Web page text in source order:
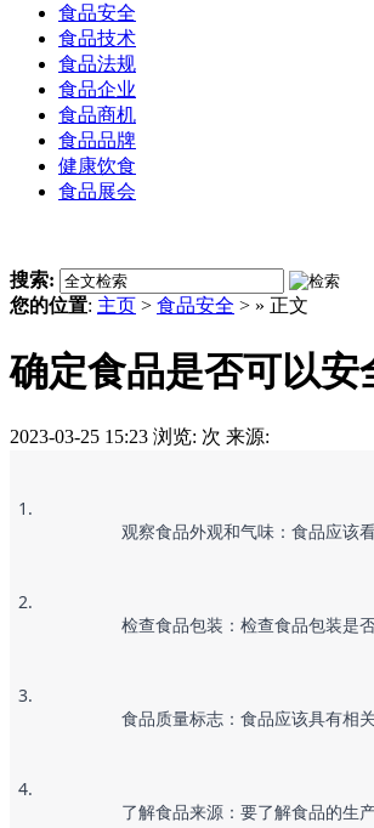
食品安全
食品技术
食品法规
食品企业
食品商机
食品品牌
健康饮食
食品展会
搜索:
您的位置: 主页 > 食品安全 > » 正文
确定食品是否可以安
2023-03-25 15:23 浏览: 次 来源:
观察食品外观和气味：食品应
检查食品包装：检查食品包装
食品质量标志：食品应该具有
了解食品来源：要了解食品的